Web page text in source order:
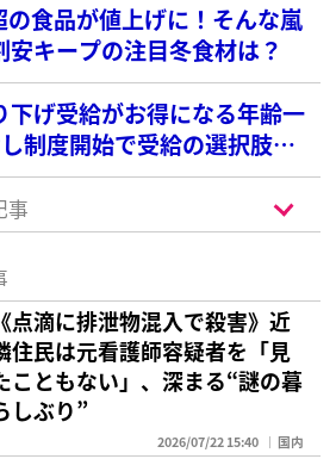
食品が値上げに！そんな嵐
キープの注目冬食材は？
下げ受給がお得になる年齢一
制度開始で受給の選択肢が
事
《点滴に排泄物混入で殺害》近
住民は元看護師容疑者を「見
こともない」、深まる“謎の暮
しぶり”
2026/07/22 15:40 国内